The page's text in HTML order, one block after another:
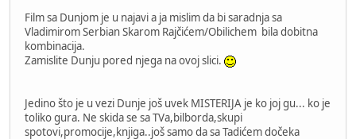
Film sa Dunjom je u najavi a ja mislim da bi saradnja sa
Vladimirom Serbian Skarom Rajčićem/Obilichem bila dobitna
kombinacija.
Zamislite Dunju pored njega na ovoj slici.
Jedino što je u vezi Dunje još uvek MISTERIJA je ko joj gu... ko je
toliko gura. Ne skida se sa TVa,bilborda,skupi
spotovi,promocije,knjiga..još samo da sa Tadićem dočeka